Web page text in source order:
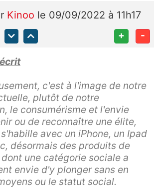
Kinoo le 09/09/2022 à 11h17
+ -
c'est à l'image de notre
plutôt de notre
le consumérisme et l'envie
ou de reconnaître une élite,
avec un iPhone, un Ipad
désormais des produits de
une catégorie sociale a
envie d'y plonger sans en
ou le statut social.